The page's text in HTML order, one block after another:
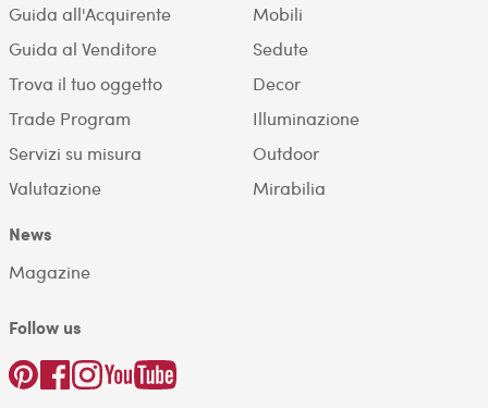
Guida all'Acquirente
Guida al Venditore
Trova il tuo oggetto
Trade Program
Servizi su misura
Valutazione
Mobili
Sedute
Decor
Illuminazione
Outdoor
Mirabilia
News
Magazine
Follow us